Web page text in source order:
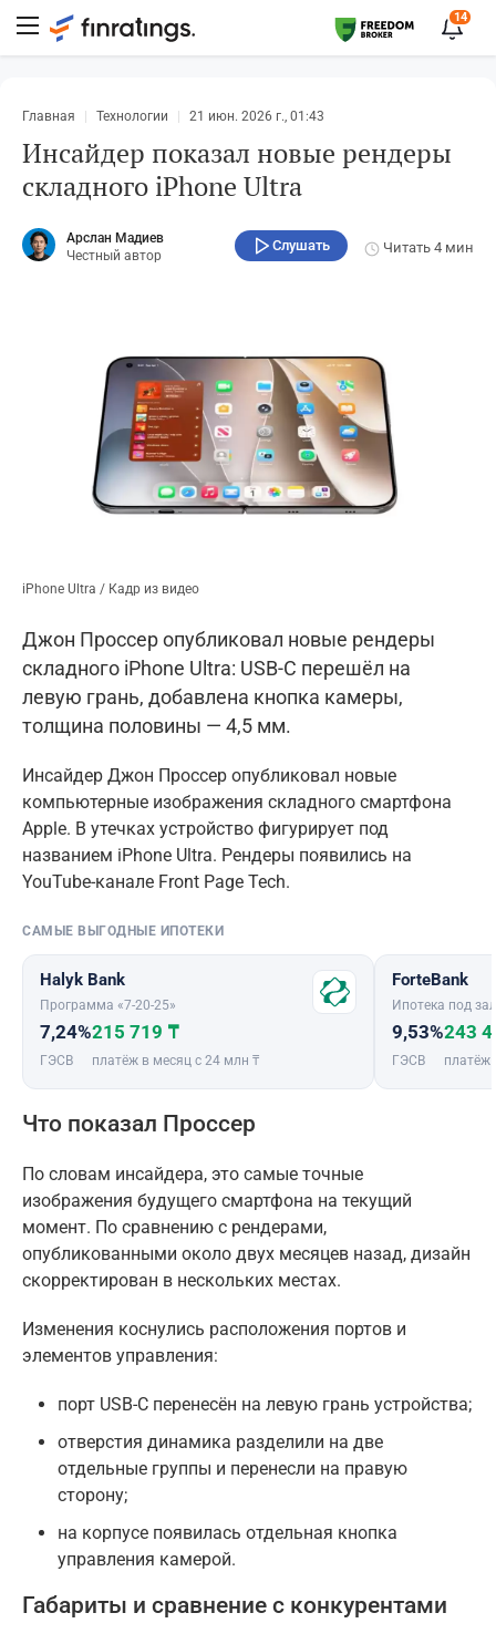
14
Главная Технологии 21 июн. 2026 г., 01:43
Инсайдер показал новые рендеры
складного iPhone Ultra
Арслан Мадиев
Честный автор
Слушать Читать 4 мин
iPhone Ultra / Кадр из видео
Джон Проссер опубликовал новые рендеры
складного iPhone Ultra: USB-C перешёл на
левую грань, добавлена кнопка камеры,
толщина половины — 4,5 мм.
Инсайдер Джон Проссер опубликовал новые
компьютерные изображения складного смартфона
Apple. В утечках устройство фигурирует под
названием iPhone Ultra. Рендеры появились на
YouTube-канале Front Page Tech.
САМЫЕ ВЫГОДНЫЕ ИПОТЕКИ
Halyk Bank
Программа «7-20-25»
7,24%
ГЭСВ
215 719 ₸
платёж в месяц с 24 млн ₸
ForteBank
Ипотека под
9,53%
ГЭСВ
243
платёж
Что показал Проссер
По словам инсайдера, это самые точные
изображения будущего смартфона на текущий
момент. По сравнению с рендерами,
опубликованными около двух месяцев назад, дизайн
скорректирован в нескольких местах.
Изменения коснулись расположения портов и
элементов управления:
порт USB-C перенесён на левую грань устройства;
отверстия динамика разделили на две
отдельные группы и перенесли на правую
сторону;
на корпусе появилась отдельная кнопка
управления камерой.
Габариты и сравнение с конкурентами